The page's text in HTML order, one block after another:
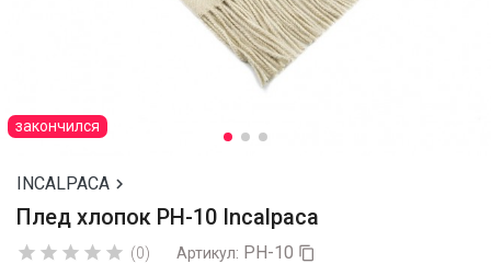
закончился
INCALPACA 
Плед хлопок PH-10 Incalpaca
     (0) Артикул: PH-10 